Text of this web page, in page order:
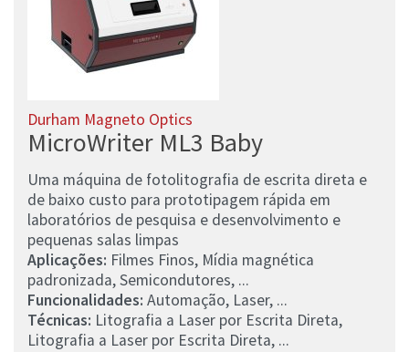
Durham Magneto Optics
MicroWriter ML3 Baby
Uma máquina de fotolitografia de escrita direta e
de baixo custo para prototipagem rápida em
laboratórios de pesquisa e desenvolvimento e
pequenas salas limpas
Aplicações: Filmes Finos, Mídia magnética
padronizada, Semicondutores, ...
Funcionalidades: Automação, Laser, ...
Técnicas: Litografia a Laser por Escrita Direta,
Litografia a Laser por Escrita Direta, ...